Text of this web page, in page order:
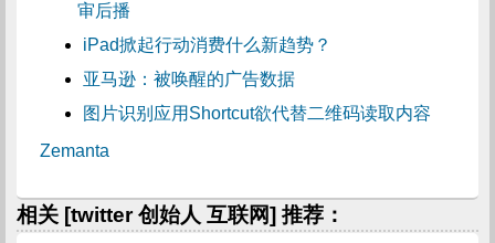
审后播
iPad掀起行动消费什么新趋势？
亚马逊：被唤醒的广告数据
图片识别应用Shortcut欲代替二维码读取内容
Zemanta
相关 [twitter 创始人 互联网] 推荐：